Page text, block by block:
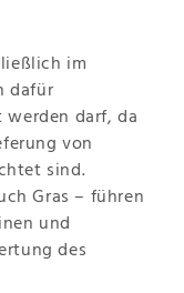
im
dafür
darf, da
von
sind.
Gras – führen
und
des